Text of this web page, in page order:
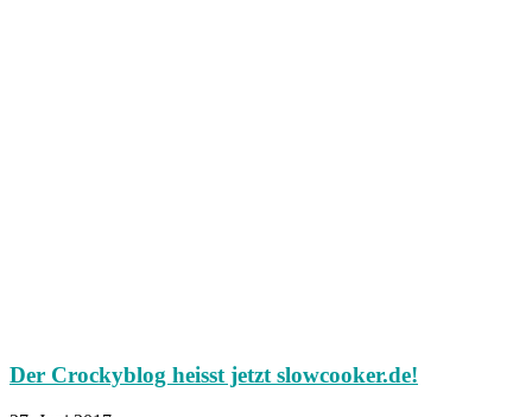
Der Crockyblog heisst jetzt slowcooker.de!